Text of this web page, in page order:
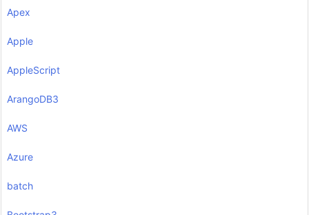
Apex
Apple
AppleScript
ArangoDB3
AWS
Azure
batch